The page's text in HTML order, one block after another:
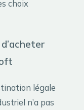
choix
légale
n’a pas